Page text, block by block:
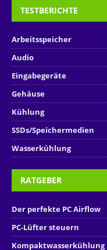
TESTBERICHTE
Arbeitsspeicher
Audio
Eingabegeräte
Gehäuse
Kühlung
SSDs/Speichermedien
Wasserkühlung
RATGEBER
Der perfekte PC Airflow
PC-Lüfter steuern
Kompaktwasserkühlung